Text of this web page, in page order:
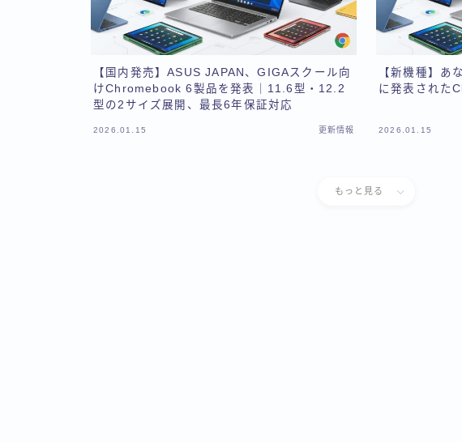
【国内発売】ASUS JAPAN、GIGAスクール向
けChromebook 6製品を発表｜11.6型・12.2
型の2サイズ展開、最長6年保証対応
2026.01.15 更新情報
【新機種】あ
に発表された
2026.01.15
もっと見る